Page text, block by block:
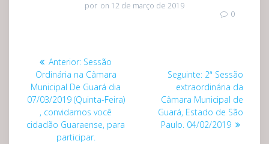
por on 12 de março de 2019
0
Navegação
de
Post
Anterior: Post
anterior:
Sessão
Ordinária na Câmara
Municipal De Guará dia
07/03/2019 (Quinta-Feira)
, convidamos você
cidadão Guaraense, para
participar.
Seguinte: Post
seguinte:
2ª Sessão
extraordinária da
Câmara Municipal de
Guará, Estado de São
Paulo. 04/02/2019